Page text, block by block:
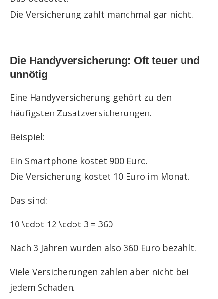
Die Versicherung zahlt manchmal gar nicht.
Die Handyversicherung: Oft teuer und
unnötig
Eine Handyversicherung gehört zu den
häufigsten Zusatzversicherungen.
Beispiel:
Ein Smartphone kostet 900 Euro.
Die Versicherung kostet 10 Euro im Monat.
Das sind:
10 \cdot 12 \cdot 3 = 360
Nach 3 Jahren wurden also 360 Euro bezahlt.
Viele Versicherungen zahlen aber nicht bei
jedem Schaden.